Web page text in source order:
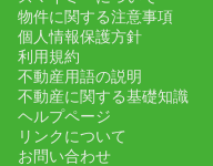
物件に関する注意事項
個人情報保護方針
利用規約
不動産用語の説明
不動産に関する基礎知識
ヘルプページ
リンクについて
お問い合わせ